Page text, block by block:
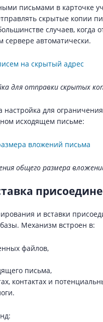
письмами в карточке
скрытые копии
случаев, когда
сервере автоматически.
для отправки скрытых
настройка для
исходящем письме:
общего размера
и вставки
Механизм встроен в:
файлов,
письма,
контактах и